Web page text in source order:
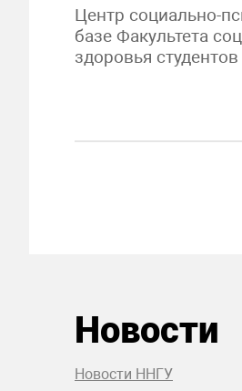
Центр социально-
базе Факультета
здоровья
Новости
Новости ННГУ